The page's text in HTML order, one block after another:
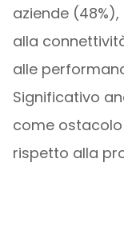
aziende
alla
alle
Significativo
come
rispetto alla